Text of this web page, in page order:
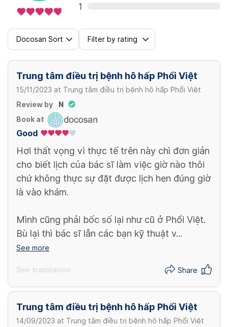
1
Docosan Sort Filter by rating
Trung tâm điều trị bệnh hô hấp Phổi Việt
15/11/2023 at Trung tâm điều trị bệnh hô hấp Phổi Việt
Review by
N
Book at
Good
Hơi thất vọng vì thực tế trên này chì đơn giản
cho biết lịch của bác sĩ làm việc giờ nào thôi
chứ không thực sự đặt được lịch hen đúng giờ
là vào khám.
Mình cũng phải bốc số lại như cũ ở Phổi Việt.
Bù lại thì bác sĩ lẫn các bạn kỹ thuật v...
See more
See translation Share
Trung tâm điều trị bệnh hô hấp Phổi Việt
14/09/2023 at Trung tâm điều trị bệnh hô hấp Phổi Việt